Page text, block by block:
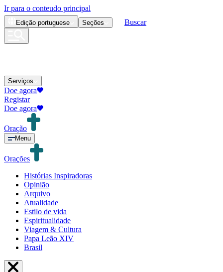
Ir para o conteudo principal
Edição portuguese Seções Buscar
Serviços
Doe agora
Registar
Doe agora
Oração
Menu
Orações
Histórias Inspiradoras
Opinião
Arquivo
Atualidade
Estilo de vida
Espiritualidade
Viagem & Cultura
Papa Leão XIV
Brasil